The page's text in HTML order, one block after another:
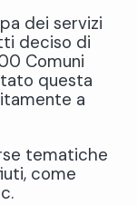
dei servizi
deciso di
Comuni
questa
a
tematiche
come